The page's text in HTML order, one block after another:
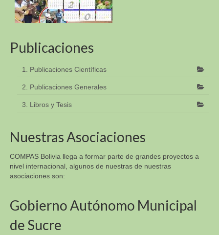
Publicaciones
1. Publicaciones Científicas
2. Publicaciones Generales
3. Libros y Tesis
Nuestras Asociaciones
COMPAS Bolivia llega a formar parte de grandes proyectos a
nivel internacional, algunos de nuestras de nuestras
asociaciones son:
Gobierno Autónomo Municipal
de Sucre